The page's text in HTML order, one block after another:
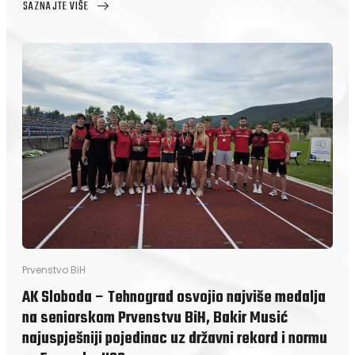
SAZNAJTE VIŠE
ABOUT
MUJEZINOVIĆ
MEĐU
PREDSTAVNICIMA
BIH
NA
MEDITERANSKIM
IGRAMA
U
TARANTU
Prvenstvo BiH
AK Sloboda – Tehnograd osvojio najviše medalja
na seniorskom Prvenstvu BiH, Bakir Musić
najuspješniji pojedinac uz državni rekord i normu